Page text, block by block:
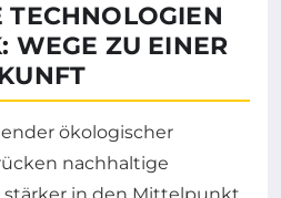
TECHNOLOGIEN
WEGE ZU EINER
ökologischer
nachhaltige